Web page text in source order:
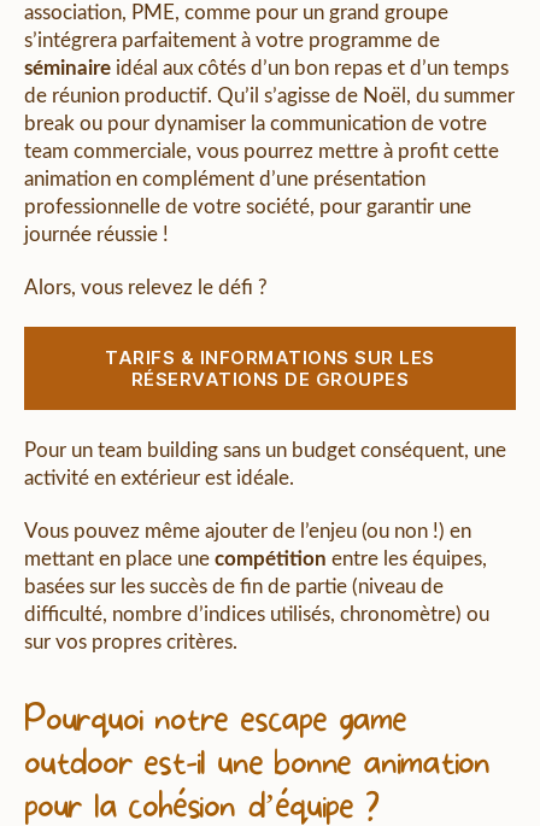
association, PME, comme pour un grand groupe
s’intégrera parfaitement à votre programme de
séminaire idéal aux côtés d’un bon repas et d’un temps
de réunion productif. Qu’il s’agisse de Noël, du summer
break ou pour dynamiser la communication de votre
team commerciale, vous pourrez mettre à profit cette
animation en complément d’une présentation
professionnelle de votre société, pour garantir une
journée réussie !
Alors, vous relevez le défi ?
TARIFS & INFORMATIONS SUR LES
RÉSERVATIONS DE GROUPES
Pour un team building sans un budget conséquent, une
activité en extérieur est idéale.
Vous pouvez même ajouter de l’enjeu (ou non !) en
mettant en place une compétition entre les équipes,
basées sur les succès de fin de partie (niveau de
difficulté, nombre d’indices utilisés, chronomètre) ou
sur vos propres critères.
Pourquoi notre escape game
outdoor est-il une bonne animation
pour la cohésion d’équipe ?